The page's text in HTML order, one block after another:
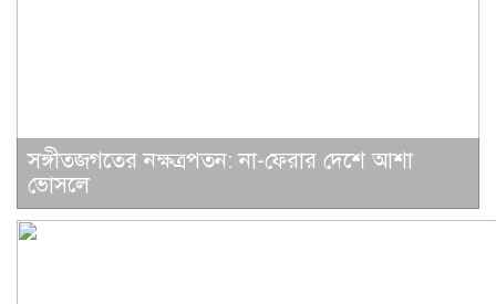
সঙ্গীতজগতের নক্ষত্রপতন: না-ফেরার দেশে আশা
ভোসলে